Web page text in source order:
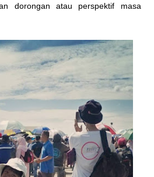
dorongan atau perspektif masa